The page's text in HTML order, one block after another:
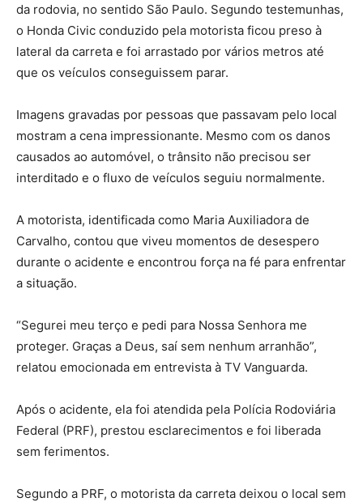
da rodovia, no sentido São Paulo. Segundo testemunhas,
o Honda Civic conduzido pela motorista ficou preso à
lateral da carreta e foi arrastado por vários metros até
que os veículos conseguissem parar.
Imagens gravadas por pessoas que passavam pelo local
mostram a cena impressionante. Mesmo com os danos
causados ao automóvel, o trânsito não precisou ser
interditado e o fluxo de veículos seguiu normalmente.
A motorista, identificada como Maria Auxiliadora de
Carvalho, contou que viveu momentos de desespero
durante o acidente e encontrou força na fé para enfrentar
a situação.
“Segurei meu terço e pedi para Nossa Senhora me
proteger. Graças a Deus, saí sem nenhum arranhão”,
relatou emocionada em entrevista à TV Vanguarda.
Após o acidente, ela foi atendida pela Polícia Rodoviária
Federal (PRF), prestou esclarecimentos e foi liberada
sem ferimentos.
Segundo a PRF, o motorista da carreta deixou o local sem